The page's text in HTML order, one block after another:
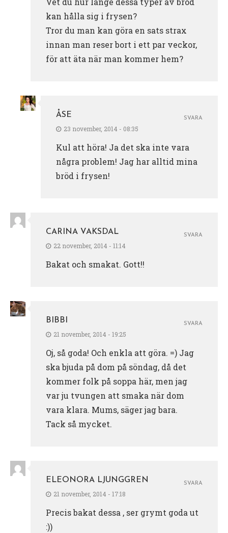
kan hålla sig i frysen?
Tror du man kan göra en sats strax
innan man reser bort i ett par veckor,
för att äta när man kommer hem?
ÅSE
23 november, 2014 - 08:35
Kul att höra! Ja det ska inte vara
några problem! Jag har alltid mina
bröd i frysen!
SVARA
CARINA VAKSDAL
22 november, 2014 - 11:14
Bakat och smakat. Gott!!
SVARA
BIBBI
21 november, 2014 - 19:25
Oj, så goda! Och enkla att göra. =) Jag
ska bjuda på dom på söndag, då det
kommer folk på soppa här, men jag
var ju tvungen att smaka när dom
vara klara. Mums, säger jag bara.
Tack så mycket.
SVARA
ELEONORA LJUNGGREN
21 november, 2014 - 17:18
Precis bakat dessa , ser grymt goda ut
:))
SVARA